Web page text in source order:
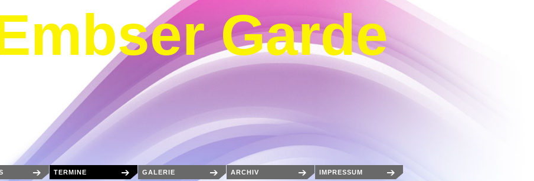
Garde
TERMINE GALERIE ARCHIV IMPRESSUM